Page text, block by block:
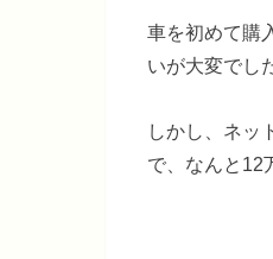
車を初めて購
いが大変でし
しかし、ネッ
で、なんと12